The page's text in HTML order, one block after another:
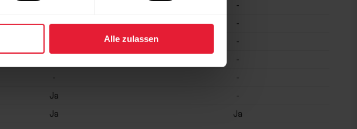
Alle zulassen
-
- -
-
-
- -
Ja -
Ja Ja